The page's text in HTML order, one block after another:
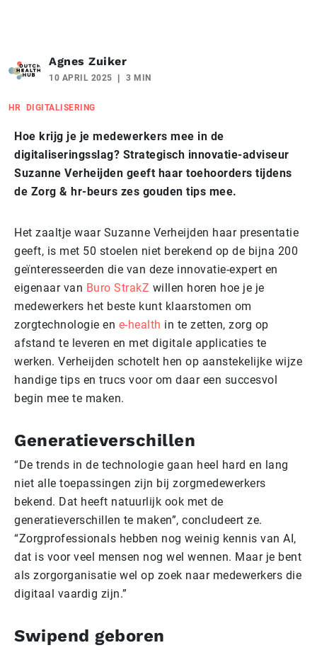
Agnes Zuiker
10 APRIL 2025 3 MIN
HR DIGITALISERING
Hoe krijg je je medewerkers mee in de
digitaliseringsslag? Strategisch innovatie-adviseur
Suzanne Verheijden geeft haar toehoorders tijdens
de Zorg & hr-beurs zes gouden tips mee.
Het zaaltje waar Suzanne Verheijden haar presentatie
geeft, is met 50 stoelen niet berekend op de bijna 200
geïnteresseerden die van deze innovatie-expert en
eigenaar van Buro StrakZ willen horen hoe je je
medewerkers het beste kunt klaarstomen om
zorgtechnologie en e-health in te zetten, zorg op
afstand te leveren en met digitale applicaties te
werken. Verheijden schotelt hen op aanstekelijke wijze
handige tips en trucs voor om daar een succesvol
begin mee te maken.
Generatieverschillen
“De trends in de technologie gaan heel hard en lang
niet alle toepassingen zijn bij zorgmedewerkers
bekend. Dat heeft natuurlijk ook met de
generatieverschillen te maken”, concludeert ze.
“Zorgprofessionals hebben nog weinig kennis van AI,
dat is voor veel mensen nog wel wennen. Maar je bent
als zorgorganisatie wel op zoek naar medewerkers die
digitaal vaardig zijn.”
Swipend geboren